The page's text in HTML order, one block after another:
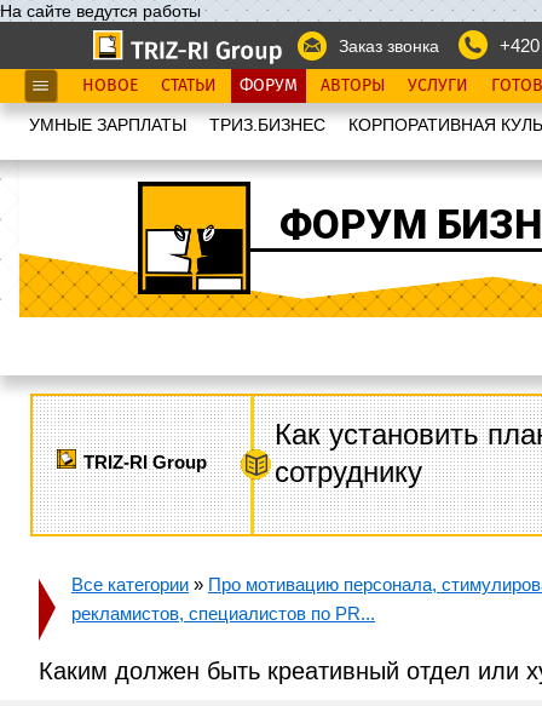
На сайте ведутся работы
Заказ звонка
НОВОЕ СТАТЬИ ФОРУМ АВТОРЫ УСЛУГИ
УМНЫЕ ЗАРПЛАТЫ ТРИЗ.БИЗНЕС КОРПОРАТИВНАЯ
ФОРУМ
TRIZ-RI Group
Как установить
сотруднику
Все категории » Про мотивацию персонала,
рекламистов, специалистов по PR...
Каким должен быть креативный отдел или